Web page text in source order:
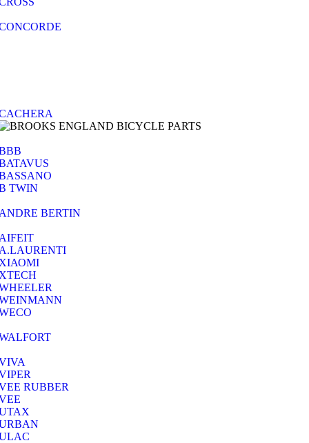
TWIN
BERTIN
RUBBER